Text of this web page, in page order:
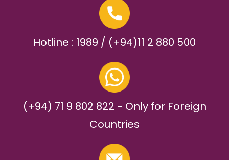
Hotline : 1989 / (+94)11 2 880 500
(+94) 71 9 802 822 - Only for Foreign
Countries